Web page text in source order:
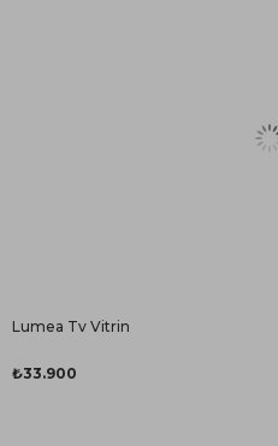
Lumea Tv Vitrin
₺33.900